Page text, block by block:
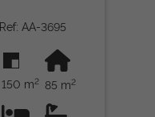
Ref: AA-3695
150 m2 85 m2